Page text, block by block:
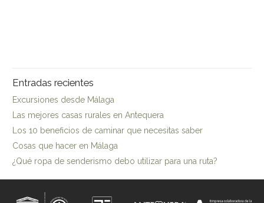
Entradas recientes
Excursiones desde Málaga
Las mejores casas rurales en Antequera
Los 10 beneficios de caminar que necesitas saber
Cosas que hacer en Málaga
¿Qué ropa de senderismo debo utilizar para una ruta?